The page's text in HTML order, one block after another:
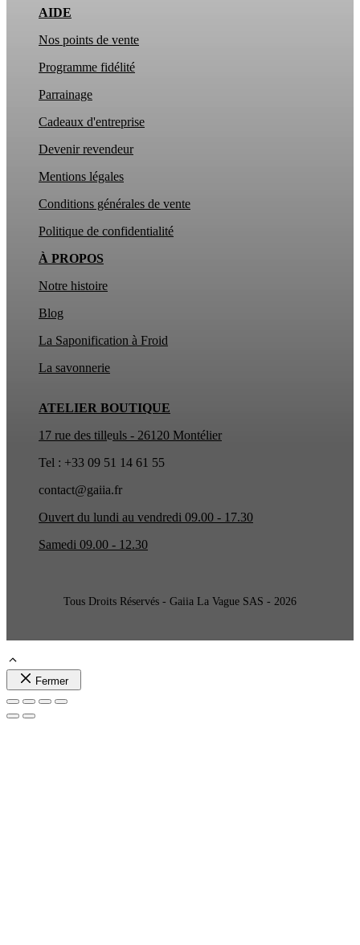
ATELIER BOUTIQUE
17 rue des tilleuls - 26120 Montélier
Tel : +33 09 51 14 61 55
contact@gaiia.fr
Ouvert du lundi au vendredi 09.00 - 17.30
Samedi 09.00 - 12.30
À PROPOS
Notre histoire
Blog
La Saponification à Froid
La savonnerie
AIDE
Nos points de vente
Programme fidélité
Parrainage
Cadeaux d'entreprise
Devenir revendeur
Mentions légales
Conditions générales de vente
Politique de confidentialité
Tous Droits Réservés - Gaiia La Vague SAS - 2026
Fermer